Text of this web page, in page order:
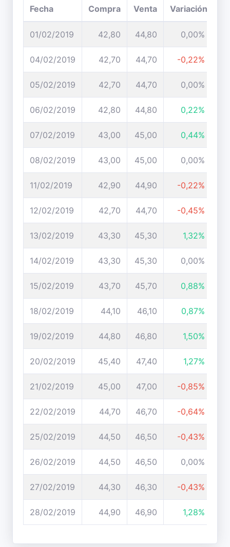
Fecha Compra Venta Variación
01/02/2019 42,80 44,80 0,00%
04/02/2019 42,70 44,70 -0,22%
05/02/2019 42,70 44,70 0,00%
06/02/2019 42,80 44,80 0,22%
07/02/2019 43,00 45,00 0,44%
08/02/2019 43,00 45,00 0,00%
11/02/2019 42,90 44,90 -0,22%
12/02/2019 42,70 44,70 -0,45%
13/02/2019 43,30 45,30 1,32%
14/02/2019 43,30 45,30 0,00%
15/02/2019 43,70 45,70 0,88%
18/02/2019 44,10 46,10 0,87%
19/02/2019 44,80 46,80 1,50%
20/02/2019 45,40 47,40 1,27%
21/02/2019 45,00 47,00 -0,85%
22/02/2019 44,70 46,70 -0,64%
25/02/2019 44,50 46,50 -0,43%
26/02/2019 44,50 46,50 0,00%
27/02/2019 44,30 46,30 -0,43%
28/02/2019 44,90 46,90 1,28%